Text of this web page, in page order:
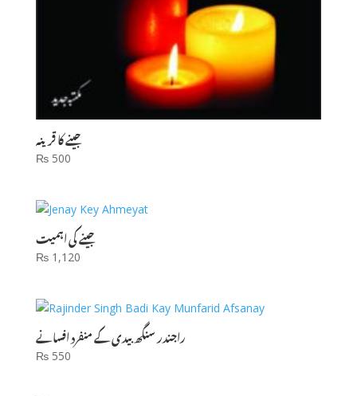
جینے کا قرینہ
₨500
جینے کی اہمیت
₨1,120
راجندر سنگھ بیدی کے منفرد افسانے
₨550